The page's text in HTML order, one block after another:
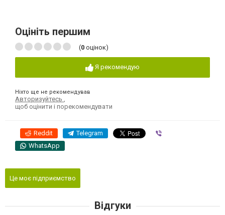
Оцініть першим
(0 оцінок)
Я рекомендую
Ніхто ще не рекомендував
Авторизуйтесь
щоб оцінити і порекомендувати
Reddit Telegram
WhatsApp
Це моє підприємство
Відгуки